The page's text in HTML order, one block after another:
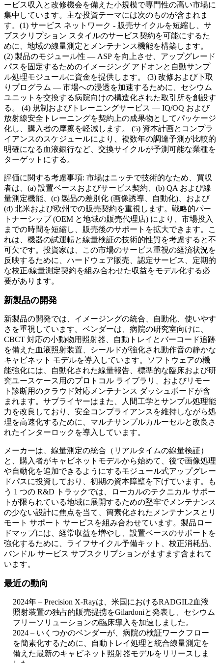
ービス収入と改修機会を備えた小規模で専門性の高い市場に
集中しています。主な投資テーマには次のものが含まれま
す。(1) サービス ネットワーク - 販売サイクルを短縮し、サ
ブスクリプション スタイルのサービス契約を可能にするた
めに、地域の線量測定とメンテナンス機能を構築します。
(2) 製品のモジュール性 — ASP を向上させ、アップグレード
パスを固定するためのイメージング アドオンと自動サンプ
ル処理モジュールに資金を提供します。 (3) 改修および下取
りプログラム — 市場への浸透を加速するために、セシウム
ユニットを交換する病院向けの構造化された取引所を創設す
る。 (4) 規制およびトレーニングサービス — IQ/OQ および
放射線安全トレーニングを契約上の成果物としてパッケージ
化し、購入者の摩擦を軽減します。 (5) 資本計画とコンプラ
イアンスのスケジュールにより、複数年の調達予測が比較的
明確になる血液銀行など、交換サイクルが予測可能な業種を
ターゲットにする。
評価に関する考慮事項: 市場はニッチで技術的なため、買収
者は、(a) 設置ベースおよびサービス契約、(b) QA および線
量測定機能、(c) 製品の差別化 (画像誘導、自動化)、および
(d) 北米および欧州での販売契約を重視します。戦略的パー
トナーシップ (OEM と地域の販売代理店) により、市場投入
までの時間を短縮し、販売後のサポートを拡大できます。こ
れは、機器の試運転と線量検証の技術的性質を考慮すると不
可欠です。投資家は、この市場のサービス重視の経済状況を
反映するために、ハードウェア販売、認定サービス、定期的
な校正/線量測定契約を組み合わせた収益をモデル化する必
要があります。
新製品の開発
新製品の開発では、イメージングの統合、自動化、使いやす
さを重視しています。ベンダーは、病院の研究室向けに、
CBCT 対応の小動物用照射器、自動トレイとバーコード追跡
を備えた血液照射装置、シールドが強化され動作音の静かな
キャビネット モデルを導入しています。ソフトウェアの機
能強化には、自動化された線量報告、標準的な臨床および研
究ユースケース用のプロトコル ライブラリ、およびリモー
ト診断用のクラウド対応メンテナンス ダッシュボードが含
まれます。サプライヤーはまた、人間工学とサンプル処理能
力を改良しており、安全コンプライアンスを維持しながら処
理を高速化するために、マルチサンプルカルーセルと改良さ
れたインターロックを導入しています。
メーカーは、線量測定の統合（リアルタイムの線量検証）
と、購入者がキャビネットモデルから始めて、後で画像処理
や自動化を追加できるようにするモジュール式アップグレー
ドパスに投資しており、初期の資本障壁を下げています。も
う 1 つの R&D トラックでは、ローカルのテクニカル サポー
トが限られている地域に展開するための堅牢でメンテナンス
の少ない設計に焦点を当て、簡素化されたメンテナンスとリ
モート サポート サービスを組み合わせています。製品ロー
ドマップには、経常収益を増やし、設置ベースのサポートを
強化するために、ライフサイクル予備キット、校正消耗品、
バンドル サービス サブスクリプションがますます含まれて
います。
最近の動向
2024年 – Precision X-Rayは、米国におけるRADGIL2血液
照射装置の独占的販売提携をGilardoniと発表し、セシウム
フリーソリューションの臨床導入を加速しました。
2024 – いくつかのベンダーが、病院の検証ワークフロー
を簡素化するために、自動トレイ処理と統合線量測定を
備えた最新のキャビネット照射器モデルをリリースしま